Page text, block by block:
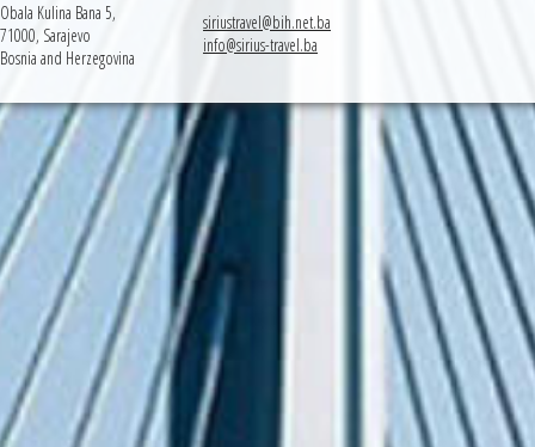
Obala Kulina Bana 5,
71000, Sarajevo
Bosnia and Herzegovina
siriustravel@bih.net.ba
info@sirius-travel.ba